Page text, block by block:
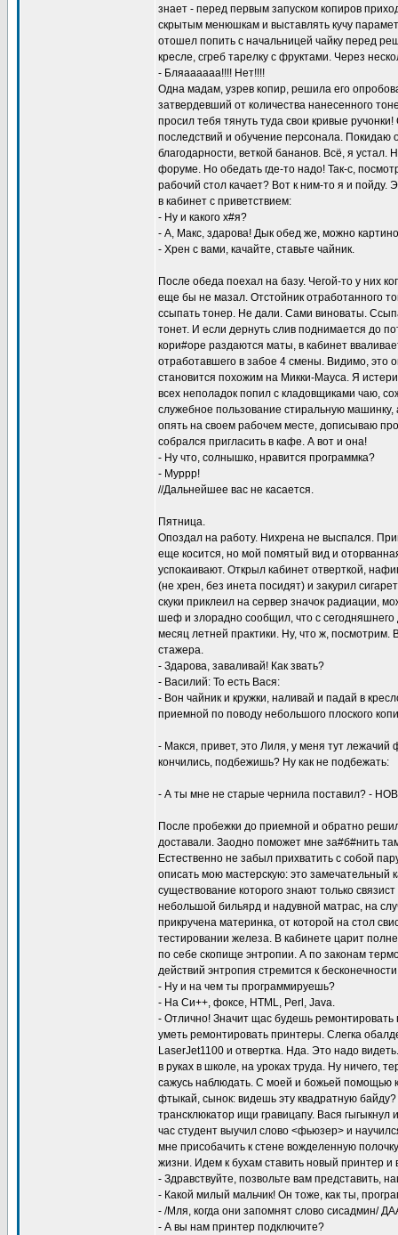
знает - перед первым запуском копиров
скрытым менюшкам и выставлять кучу
отошел попить с начальницей чайку перед
кресле, сгреб тарелку с фруктами. Через
- Бляаааааа!!!! Нет!!!!
Одна мадам, узрев копир, решила его
затвердевший от количества нанесенного
просил тебя тянуть туда свои кривые
последствий и обучение персонала. Покидаю
благодарности, веткой бананов. Всё, я
форуме. Но обедать где-то надо! Так-с,
рабочий стол качает? Вот к ним-то я и пойду.
в кабинет с приветствием:
- Ну и какого х#я?
- А, Макс, здарова! Дык обед же, можно
- Хрен с вами, качайте, ставьте чайник.
После обеда поехал на базу. Чегой-то у них
еще бы не мазал. Отстойник отработанного
ссыпать тонер. Не дали. Сами виноваты.
тонет. И если дернуть слив поднимается до
кори#оре раздаются маты, в кабинет
отработавшего в забое 4 смены. Видимо, это
становится похожим на Микки-Мауса. Я
всех неполадок попил с кладовщиками чаю,
служебное пользование стиральную машинку,
опять на своем рабочем месте, дописываю
собрался пригласить в кафе. А вот и она!
- Ну что, солнышко, нравится программка?
- Муррр!
//Дальнейшее вас не касается.
Пятница.
Опоздал на работу. Нихрена не выспался.
еще косится, но мой помятый вид и
успокаивают. Открыл кабинет отверткой,
(не хрен, без инета посидят) и закурил
скуки приклеил на сервер значок радиации,
шеф и злорадно сообщил, что с
месяц летней практики. Ну, что ж, посмотрим.
стажера.
- Здарова, заваливай! Как звать?
- Василий: То есть Вася:
- Вон чайник и кружки, наливай и падай в
приемной по поводу небольшого плоского
- Макся, привет, это Лиля, у меня тут лежачий
кончились, подбежишь? Ну как не подбежать:
- А ты мне не старые чернила поставил? -
После пробежки до приемной и обратно
доставали. Заодно поможет мне за#б#нить
Естественно не забыл прихватить с собой
описать мою мастерскую: это замечательный
существование которого знают только
небольшой бильярд и надувной матрас, на
прикручена материнка, от которой на стол
тестировании железа. В кабинете царит
по себе скопище энтропии. А по законам
действий энтропия стремится к
- Ну и на чем ты программируешь?
- На Си++, фоксе, HTML, Perl, Java.
- Отлично! Значит щас будешь
уметь ремонтировать принтеры. Слегка
LaserJet1100 и отвертка. Нда. Это надо
в руках в школе, на уроках труда. Ну ничего,
сажусь наблюдать. С моей и божьей помощью
фтыкай, сынок: видешь эту квадратную
трансклюкатор ищи гравицапу. Вася
час студент выучил слово <фьюзер> и
мне присобачить к стене вожделенную
жизни. Идем к бухам ставить новый принтер и
- Здравствуйте, позвольте вам представить,
- Какой милый мальчик! Он тоже, как ты,
- /Мля, когда они запомнят слово сисадмин/
- А вы нам принтер подключите?